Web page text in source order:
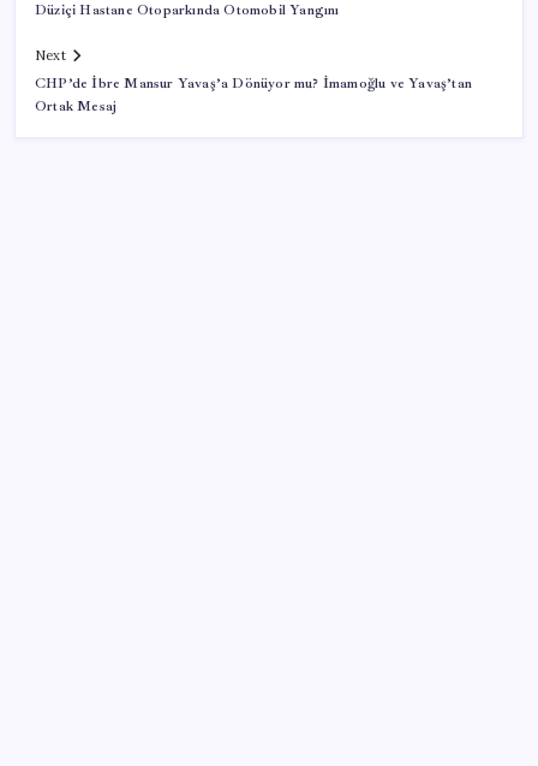
Düziçi Hastane Otoparkında Otomobil Yangını
Next
CHP’de İbre Mansur Yavaş’a Dönüyor mu? İmamoğlu ve Yavaş’tan
Ortak Mesaj